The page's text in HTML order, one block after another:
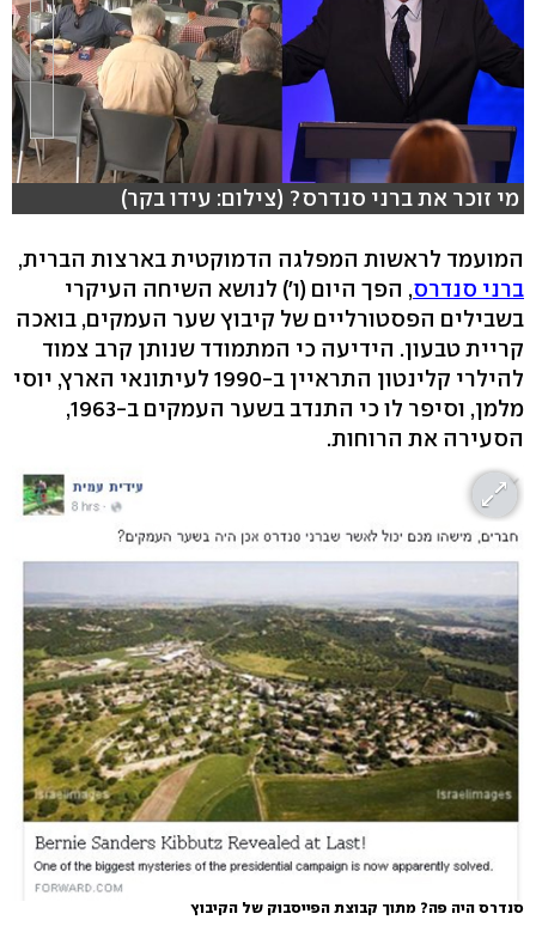
מי זוכר את ברני סנדרס? (צילום: עידו בקר)
המועמד לראשות המפלגה הדמוקטית בארצות הברית,
ברני סנדרס, הפך היום (ו') לנושא השיחה העיקרי
בשבילים הפסטורליים של קיבוץ שער העמקים, בואכה
קריית טבעון. הידיעה כי המתמודד שנותן קרב צמוד
להילרי קלינטון התראיין ב-1990 לעיתונאי הארץ, יוסי
מלמן, וסיפר לו כי התנדב בשער העמקים ב-1963,
הסעירה את הרוחות.
סנדרס היה פה? מתוך קבוצת הפייסבוק של הקיבוץ